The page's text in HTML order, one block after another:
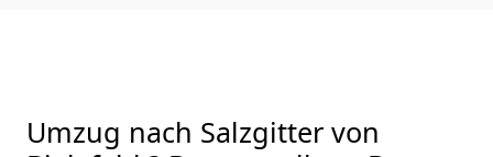
Umzug nach Salzgitter von